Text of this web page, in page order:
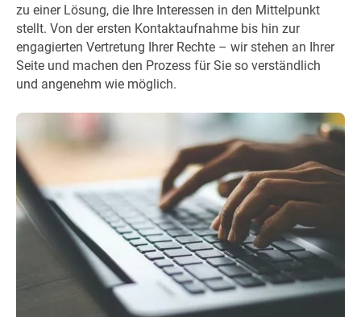
zu einer Lösung, die Ihre Interessen in den Mittelpunkt
stellt. Von der ersten Kontaktaufnahme bis hin zur
engagierten Vertretung Ihrer Rechte – wir stehen an Ihrer
Seite und machen den Prozess für Sie so verständlich
und angenehm wie möglich.